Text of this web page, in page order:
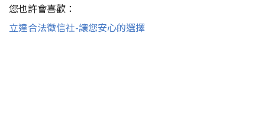
您也許會喜歡：
立達合法徵信社-讓您安心的選擇